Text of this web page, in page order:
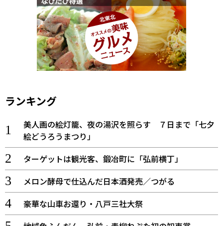
ランキング
美人画の絵灯籠、夜の湯沢を照らす ７日まで「七夕
絵どうろうまつり」
ターゲットは観光客、鍛冶町に「弘前横丁」
メロン酵母で仕込んだ日本酒発売／つがる
豪華な山車お還り・八戸三社大祭